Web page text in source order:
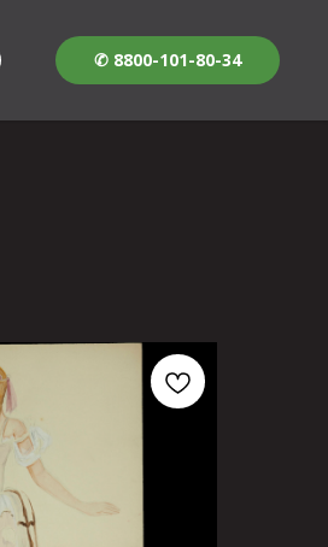
✆ 8800-101-80-34